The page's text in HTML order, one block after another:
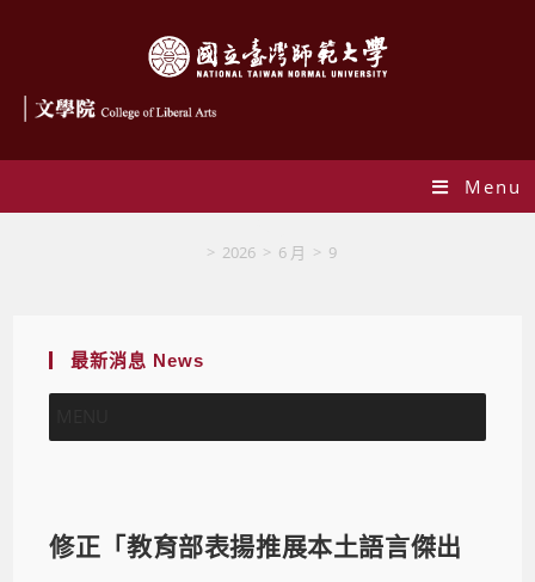
Menu
> 2026 > 6 月 > 9
最新消息 News
修正「教育部表揚推展本土語言傑出